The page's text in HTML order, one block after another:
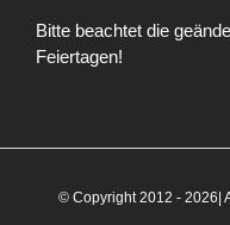
Partner
Bitte beachtet die
Feiertagen!
© Copyright 2012 - 2026|